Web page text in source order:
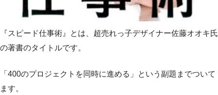
『スピード仕事術』とは、超売れっ子デザイナー佐藤オオキ氏
の著書のタイトルです。
「400のプロジェクトを同時に進める」という副題までついて
ます。